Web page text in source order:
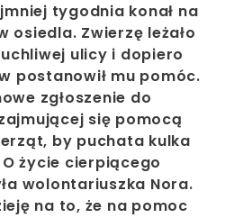
tygodnia konał na
osiedla. Zwierzę leżało
ulicy i dopiero
postanowił mu pomóc.
zgłoszenie do
się pomocą
by puchata kulka
życie cierpiącego
wolontariuszka Nora.
na to, że na pomoc